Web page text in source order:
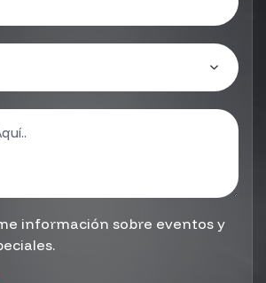
información sobre eventos y